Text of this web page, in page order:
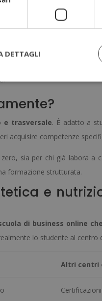
fasi della vita
.
adattare l’alimentazione alle
esotici, da
degli alimenti.
e le buone pratiche di
e trasversale. È adatto a
acquisire competenze
sia per chi già labora
formazione strutturata.
e
di business online
lo studente al centro
Altri centri
DETTAGLI